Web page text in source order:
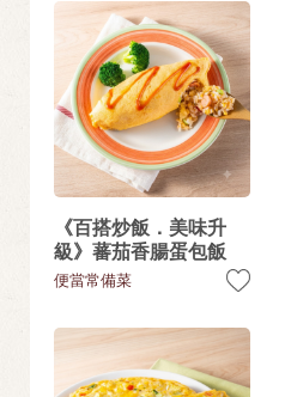
《百搭炒飯．美味升
級》蕃茄香腸蛋包飯
便當常備菜